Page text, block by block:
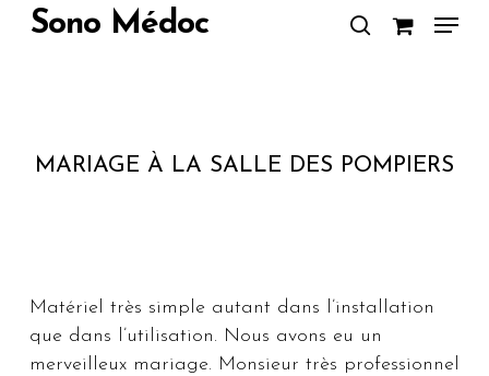
SkipSono Médoc Menu
MARIAGE À LA SALLE DES POMPIERS
Matériel très simple autant dans l’installation
que dans l’utilisation. Nous avons eu un
merveilleux mariage. Monsieur très professionnel